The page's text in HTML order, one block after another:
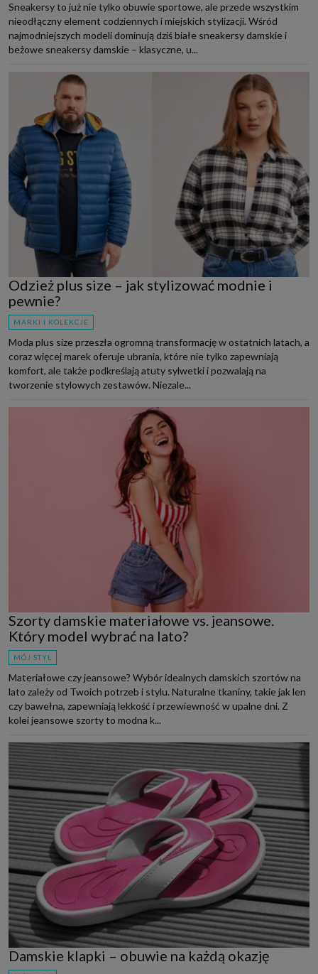
Sneakersy to już nie tylko obuwie sportowe, ale przede wszystkim
nieodłączny element codziennych i miejskich stylizacji. Wśród
najmodniejszych modeli dominują dziś białe sneakersy damskie i
beżowe sneakersy damskie – klasyczne, u...
Odzież plus size – jak stylizować modnie i
pewnie?
MARKI I KOLEKCJE
Moda plus size przeszła ogromną transformację w ostatnich latach, a
coraz więcej marek oferuje ubrania, które nie tylko zapewniają
komfort, ale także podkreślają atuty sylwetki i pozwalają na
tworzenie stylowych zestawów. Niezale...
Szorty damskie materiałowe vs. jeansowe.
Który model wybrać na lato?
MÓJ STYL
Materiałowe czy jeansowe? Wybór idealnych damskich szortów na
lato zależy od Twoich potrzeb i stylu. Naturalne tkaniny, takie jak len
czy bawełna, zapewniają lekkość i przewiewność w upalne dni. Z
kolei jeansowe szorty to modna k...
Damskie klapki – obuwie na każdą okazję